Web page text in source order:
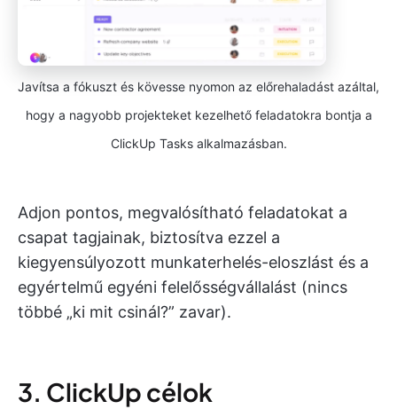
Javítsa a fókuszt és kövesse nyomon az előrehaladást azáltal,
hogy a nagyobb projekteket kezelhető feladatokra bontja a
ClickUp Tasks alkalmazásban.
Adjon pontos, megvalósítható feladatokat a
csapat tagjainak, biztosítva ezzel a
kiegyensúlyozott munkaterhelés-eloszlást és a
egyértelmű egyéni felelősségvállalást (nincs
többé „ki mit csinál?” zavar).
3. ClickUp célok